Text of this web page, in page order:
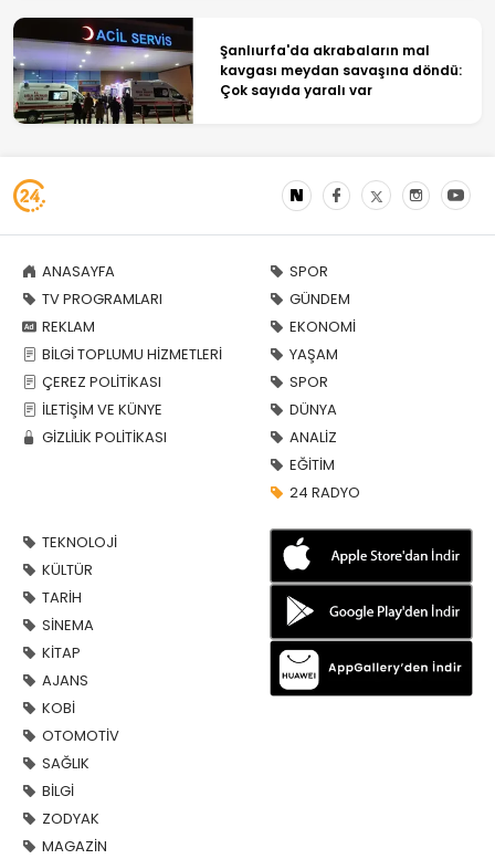
Şanlıurfa'da akrabaların mal
kavgası meydan savaşına döndü:
Çok sayıda yaralı var
ANASAYFA
TV PROGRAMLARI
REKLAM
BİLGİ TOPLUMU HİZMETLERİ
ÇEREZ POLİTİKASI
İLETİŞİM VE KÜNYE
GİZLİLİK POLİTİKASI
SPOR
GÜNDEM
EKONOMİ
YAŞAM
SPOR
DÜNYA
ANALİZ
EĞİTİM
24 RADYO
TEKNOLOJİ
KÜLTÜR
TARİH
SİNEMA
KİTAP
AJANS
KOBİ
OTOMOTİV
SAĞLIK
BİLGİ
ZODYAK
MAGAZİN